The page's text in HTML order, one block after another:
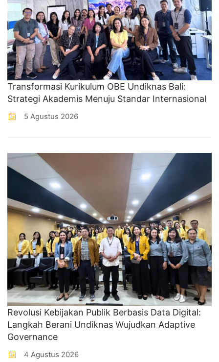
Transformasi Kurikulum OBE Undiknas Bali:
Strategi Akademis Menuju Standar Internasional
5 Agustus 2026
Revolusi Kebijakan Publik Berbasis Data Digital:
Langkah Berani Undiknas Wujudkan Adaptive
Governance
4 Agustus 2026